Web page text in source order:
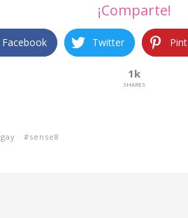
¡Comparte!
Facebook Twitter
1k
SHARES
gay sense8